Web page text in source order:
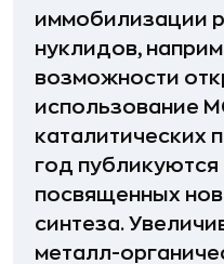
иммобилизации
нуклидов,
возможности
использование
каталитических
год публикуются
посвященных
синтеза.
металл-